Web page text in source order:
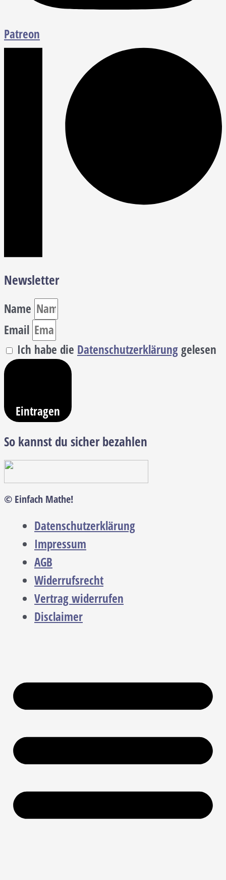
Patreon
Newsletter
Name
Email
Ich habe die Datenschutzerklärung gelesen
Eintragen
So kannst du sicher bezahlen
© Einfach Mathe!
Datenschutzerklärung
Impressum
AGB
Widerrufsrecht
Vertrag widerrufen
Disclaimer